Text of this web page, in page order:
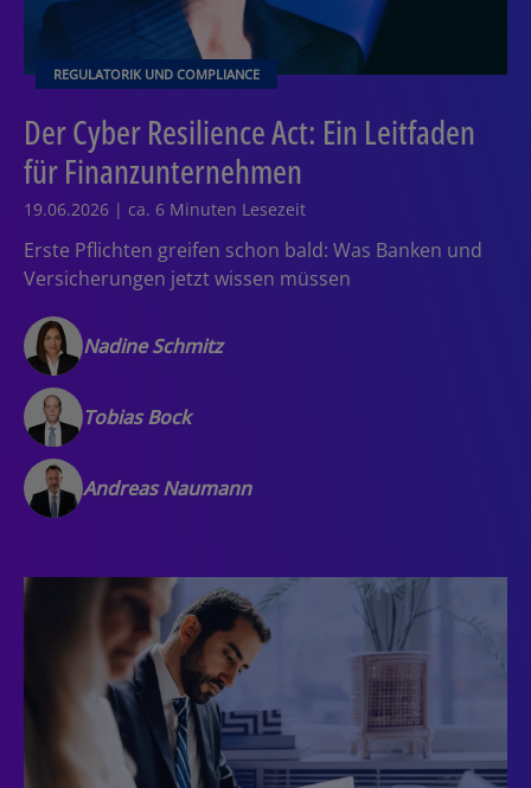
REGULATORIK UND COMPLIANCE
Der Cyber Resilience Act: Ein Leitfaden
für Finanzunternehmen
19.06.2026 | ca. 6 Minuten Lesezeit
Erste Pflichten greifen schon bald: Was Banken und
Versicherungen jetzt wissen müssen
Nadine Schmitz
Tobias Bock
Andreas Naumann